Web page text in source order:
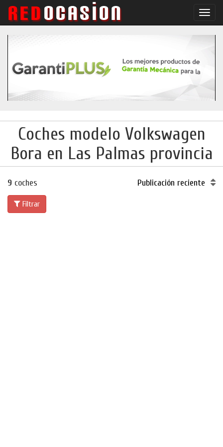
Coches modelo Volkswagen
Bora en Las Palmas provincia
9 coches Publicación reciente
Filtrar